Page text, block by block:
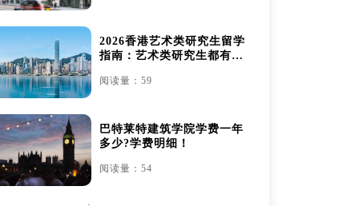
2026香港艺术类研究生留学
指南：艺术类研究生都有哪
阅读量：59
巴特莱特建筑学院学费一年
多少?学费明细！
阅读量：54